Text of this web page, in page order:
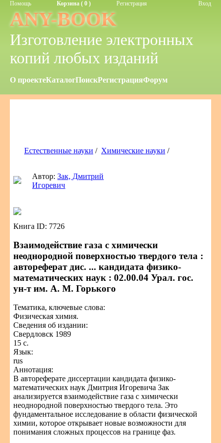
Помощь Корзина ( 0 ) Регистрация Вход
ANY-BOOK
Изготовление электронных
копий любых изданий
О проектеКаталогПоискРегистрацияФорум
Естественные науки / Химические науки /
Автор:Зак, Дмитрий
Игоревич
Книга ID: 7726
Взаимодействие газа с химически
неоднородной поверхностью твердого тела :
автореферат дис. ... кандидата физико-
математических наук : 02.00.04 Урал. гос.
ун-т им. А. М. Горького
Тематика, ключевые слова:
Физическая химия.
Сведения об издании:
Свердловск 1989
15 с.
Язык:
rus
Аннотация:
В автореферате диссертации кандидата физико-
математических наук Дмитрия Игоревича Зак
анализируется взаимодействие газа с химически
неоднородной поверхностью твердого тела. Это
фундаментальное исследование в области физической
химии, которое открывает новые возможности для
понимания сложных процессов на границе фаз.